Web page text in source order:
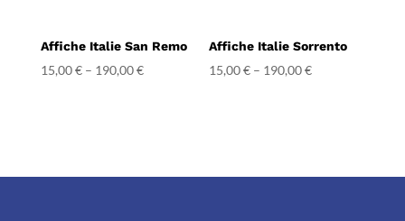
Affiche Italie San Remo
15,00€– 190,00€
Affiche Italie Sorrento
15,00€ – 190,00€